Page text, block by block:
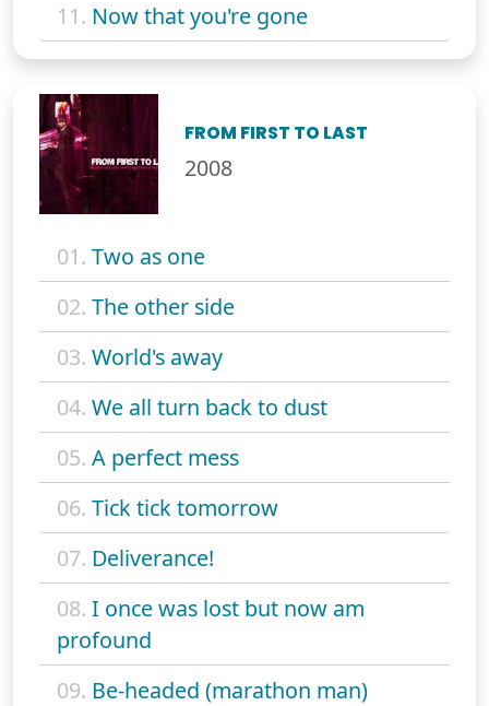
11. Now that you're gone
FROM FIRST TO LAST
2008
01. Two as one
02. The other side
03. World's away
04. We all turn back to dust
05. A perfect mess
06. Tick tick tomorrow
07. Deliverance!
08. I once was lost but now am
profound
09. Be-headed (marathon man)